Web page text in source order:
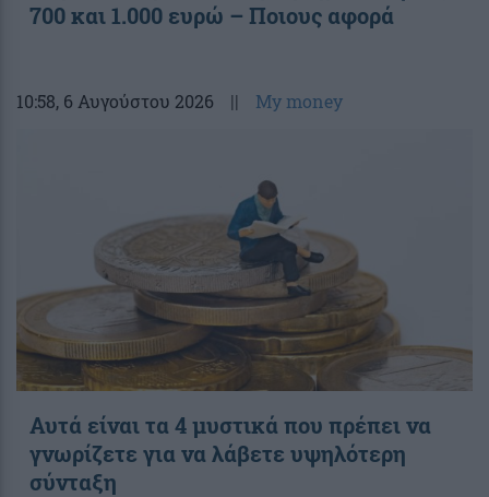
700 και 1.000 ευρώ – Ποιους αφορά
10:58, 6 Αυγούστου 2026 || My money
Αυτά είναι τα 4 μυστικά που πρέπει να
γνωρίζετε για να λάβετε υψηλότερη
σύνταξη